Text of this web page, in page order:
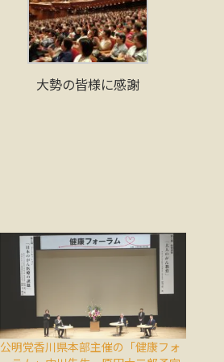
大勢の皆様に感謝
公明党香川県本部主催の「健康フォ